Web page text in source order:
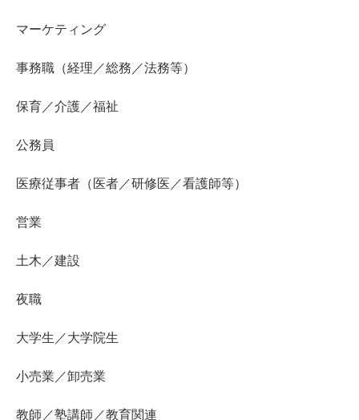
マーケティング
事務職（経理／総務／法務等）
保育／介護／福祉
公務員
医療従事者（医者／研修医／看護師等）
営業
土木／建設
夜職
大学生／大学院生
小売業／卸売業
教師／塾講師／教育関連